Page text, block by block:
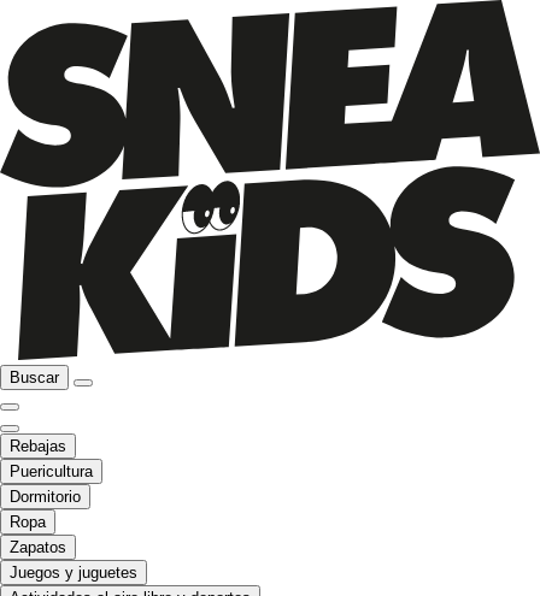
Buscar
Rebajas
Puericultura
Dormitorio
Ropa
Zapatos
Juegos y juguetes